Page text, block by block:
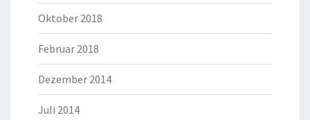
Oktober 2018
Februar 2018
Dezember 2014
Juli 2014